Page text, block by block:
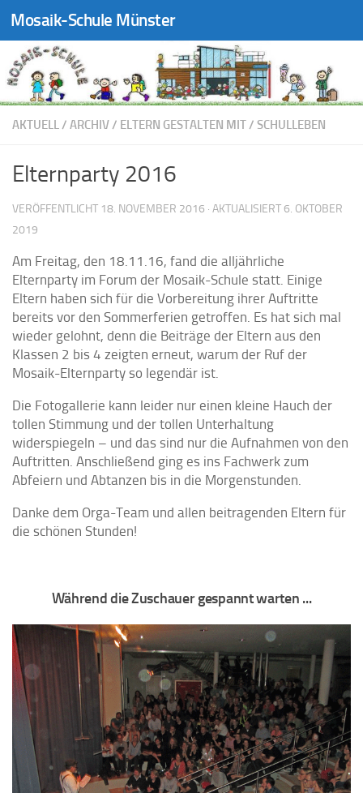
Zum Inhalt springen
Mosaik-Schule Münster
AKTUELL/ ARCHIV/ ELTERN GESTALTEN MIT/ SCHULLEBEN
Elternparty 2016
VERÖFFENTLICHT 18. NOVEMBER 2016 · AKTUALISIERT6. OKTOBER
2019
Am Freitag, den 18.11.16, fand die alljährliche
Elternparty im Forum der Mosaik-Schule statt. Einige
Eltern haben sich für die Vorbereitung ihrer Auftritte
bereits vor den Sommerferien getroffen. Es hat sich mal
wieder gelohnt, denn die Beiträge der Eltern aus den
Klassen 2 bis 4 zeigten erneut, warum der Ruf der
Mosaik-Elternparty so legendär ist.
Die Fotogallerie kann leider nur einen kleine Hauch der
tollen Stimmung und der tollen Unterhaltung
widerspiegeln – und das sind nur die Aufnahmen von den
Auftritten. Anschließend ging es ins Fachwerk zum
Abfeiern und Abtanzen bis in die Morgenstunden.
Danke dem Orga-Team und allen beitragenden Eltern für
die schönen Stunden!
Während die Zuschauer gespannt warten ...